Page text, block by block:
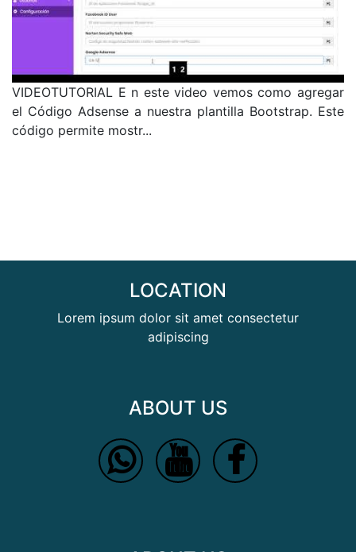
VIDEOTUTORIAL E n este video vemos como agregar
el Código Adsense a nuestra plantilla Bootstrap. Este
código permite mostr...
LOCATION
Lorem ipsum dolor sit amet consectetur
adipiscing
ABOUT US